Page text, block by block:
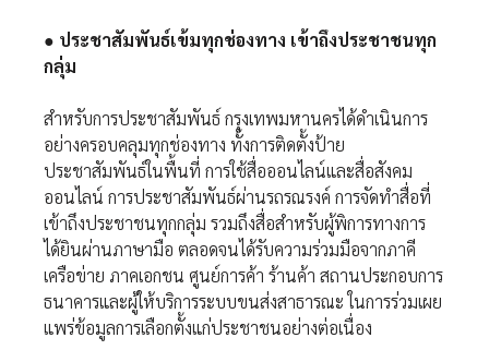
● ประชาสัมพันธ์เข้มทุกช่องทาง เข้าถึงประชาชนทุก
กลุ่ม
สำหรับการประชาสัมพันธ์ กรุงเทพมหานครได้ดำเนินการ
อย่างครอบคลุมทุกช่องทาง ทั้งการติดตั้งป้าย
ประชาสัมพันธ์ในพื้นที่ การใช้สื่อออนไลน์และสื่อสังคม
ออนไลน์ การประชาสัมพันธ์ผ่านรถรณรงค์ การจัดทำสื่อที่
เข้าถึงประชาชนทุกกลุ่ม รวมถึงสื่อสำหรับผู้พิการทางการ
ได้ยินผ่านภาษามือ ตลอดจนได้รับความร่วมมือจากภาคี
เครือข่าย ภาคเอกชน ศูนย์การค้า ร้านค้า สถานประกอบการ
ธนาคารและผู้ให้บริการระบบขนส่งสาธารณะ ในการร่วมเผย
แพร่ข้อมูลการเลือกตั้งแก่ประชาชนอย่างต่อเนื่อง